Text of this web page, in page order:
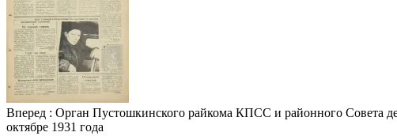
Вперед : Орган Пустошкинского райкома КПСС и районного Совета
октябре 1931 года